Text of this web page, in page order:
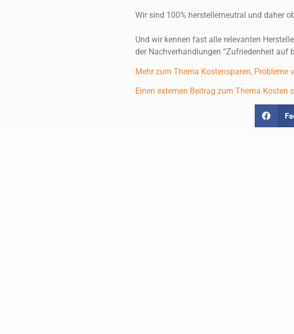
Wir sind 100% herstellerneutral und daher
Und wir kennen fast alle relevanten
der Nachverhandlungen “Zufriedenheit auf
Mehr zum Thema Kostensparen, Probleme
Einen externen Beitrag zum Thema Kosten